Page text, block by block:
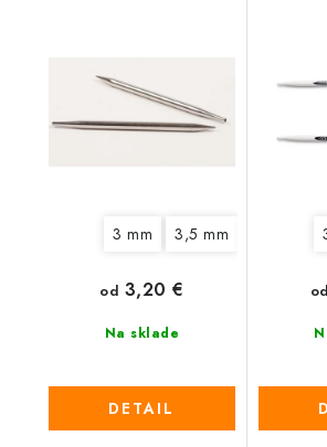
3 mm 3,5 mm
Na sklade
od 3,20 €
DETAIL
od